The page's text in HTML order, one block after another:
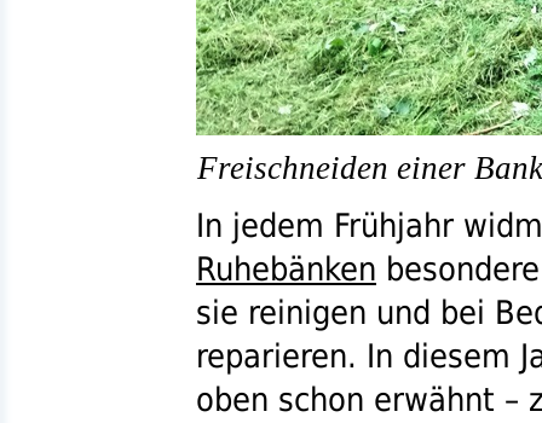
Freischneiden einer
In jedem Frühjahr
Ruhebänken
sie reinigen und bei
reparieren. In diesem
oben schon erwähnt –